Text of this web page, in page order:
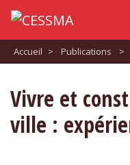
Accueil > Publications >
Vivre et
ville :